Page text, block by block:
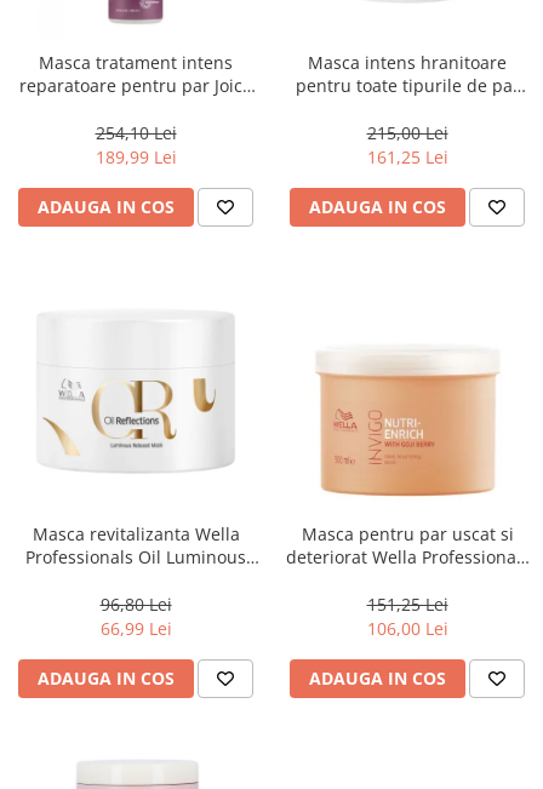
Masca tratament intens
reparatoare pentru par Joico
Mask, 500 ml
254,10 Lei
189,99 Lei
ADAUGA IN COS
Masca intens hranitoare
pentru toate tipurile de par
Strength Intensive Treatment,
500 ml
215,00 Lei
161,25 Lei
ADAUGA IN COS
Masca revitalizanta Wella
Professionals Oil Luminous
96,80 Lei
66,99 Lei
ADAUGA IN COS
Masca pentru par uscat si
deteriorat Wella Professionals
151,25 Lei
106,00 Lei
ADAUGA IN COS